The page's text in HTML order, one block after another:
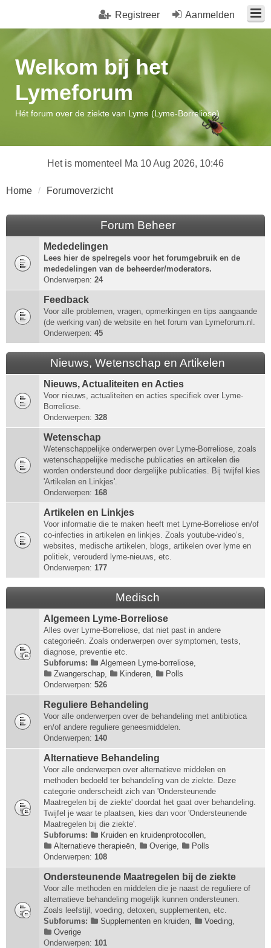
Aanmelden
Registreer
Welkom bij het
Lymeforum
Hét forum over de ziekte van Lyme (Lyme-Borreliose)
Het is momenteel Ma 10 Aug 2026, 10:46
Home Forumoverzicht
Forum Beheer
Mededelingen
Lees hier de spelregels voor het forumgebruik en de
mededelingen van de beheerder/moderators.
Onderwerpen: 24
Feedback
Voor alle problemen, vragen, opmerkingen en tips aangaande
(de werking van) de website en het forum van Lymeforum.nl.
Onderwerpen: 45
Nieuws, Wetenschap en Artikelen
Nieuws, Actualiteiten en Acties
Voor nieuws, actualiteiten en acties specifiek over Lyme-
Borreliose.
Onderwerpen: 328
Wetenschap
Wetenschappelijke onderwerpen over Lyme-Borreliose, zoals
wetenschappelijke medische publicaties en artikelen die
worden ondersteund door dergelijke publicaties. Bij twijfel kies
'Artikelen en Linkjes'.
Onderwerpen: 168
Artikelen en Linkjes
Voor informatie die te maken heeft met Lyme-Borreliose en/of
co-infecties in artikelen en linkjes. Zoals youtube-video’s,
websites, medische artikelen, blogs, artikelen over lyme en
politiek, verouderd lyme-nieuws, etc.
Onderwerpen: 177
Medisch
Algemeen Lyme-Borreliose
Alles over Lyme-Borreliose, dat niet past in andere
categorieën. Zoals onderwerpen over symptomen, tests,
diagnose, preventie etc.
Subforums:
Algemeen Lyme-borreliose,
Zwangerschap, Kinderen,
Polls
Onderwerpen: 526
Reguliere Behandeling
Voor alle onderwerpen over de behandeling met antibiotica
en/of andere reguliere geneesmiddelen.
Onderwerpen: 140
Alternatieve Behandeling
Voor alle onderwerpen over alternatieve middelen en
methoden bedoeld ter behandeling van de ziekte. Deze
categorie onderscheidt zich van 'Ondersteunende
Maatregelen bij de ziekte' doordat het gaat over behandeling.
Twijfel je waar te plaatsen, kies dan voor 'Ondersteunende
Maatregelen bij die ziekte'.
Subforums:
Kruiden en kruidenprotocollen,
Alternatieve therapieën, Overige,
Polls
Onderwerpen: 108
Ondersteunende Maatregelen bij de ziekte
Voor alle methoden en middelen die je naast de reguliere of
alternatieve behandeling mogelijk kunnen ondersteunen.
Zoals leefstijl, voeding, detoxen, supplementen, etc.
Subforums:
Supplementen en kruiden, Voeding,
Overige
Onderwerpen: 101